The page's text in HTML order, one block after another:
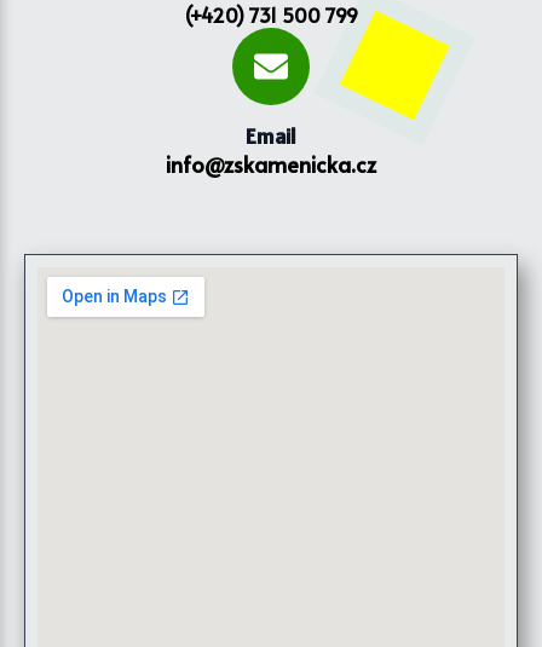
(+420) 731 500 799
Email
info@zskamenicka.cz